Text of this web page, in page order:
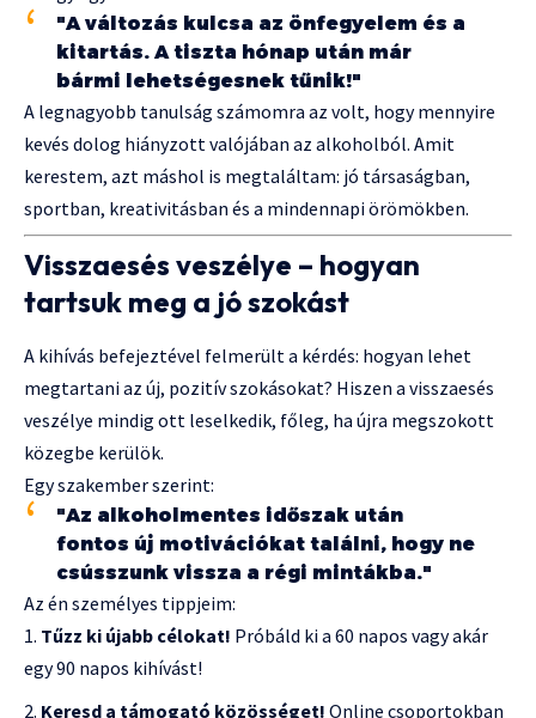
"A változás kulcsa az önfegyelem és a
kitartás. A tiszta hónap után már
bármi lehetségesnek tűnik!"
A legnagyobb tanulság számomra az volt, hogy mennyire
kevés dolog hiányzott valójában az alkoholból. Amit
kerestem, azt máshol is megtaláltam: jó társaságban,
sportban, kreativitásban és a mindennapi örömökben.
Visszaesés veszélye – hogyan
tartsuk meg a jó szokást
A kihívás befejeztével felmerült a kérdés: hogyan lehet
megtartani az új, pozitív szokásokat? Hiszen a visszaesés
veszélye mindig ott leselkedik, főleg, ha újra megszokott
közegbe kerülök.
Egy szakember szerint:
"Az alkoholmentes időszak után
fontos új motivációkat találni, hogy ne
csússzunk vissza a régi mintákba."
Az én személyes tippjeim:
Tűzz ki újabb célokat! Próbáld ki a 60 napos vagy akár
egy 90 napos kihívást!
Keresd a támogató közösséget! Online csoportokban